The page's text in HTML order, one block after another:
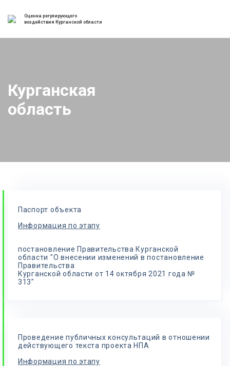
Оценка регулирующего
воздействия Курганской области
Курганская
область
Паспорт объекта
Информация по этапу
постановление Правительства Курганской
области "О внесении изменений в постановление
Правительства
Курганской области от 14 октября 2021 года №
313"
Проведение публичных консультаций в отношении
действующего текста проекта НПА
Информация по этапу